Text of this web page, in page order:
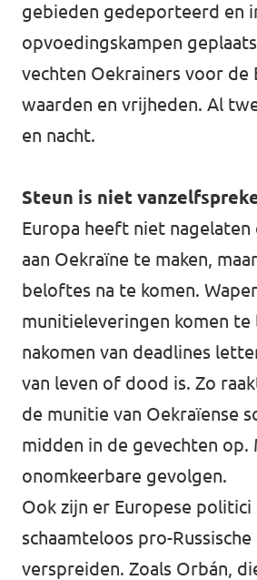
gebieden gedeporteerd en
opvoedingskampen
vechten Oekrainers voor de
waarden en vrijheden. Al
en nacht.
Steun is niet
Europa heeft niet
aan Oekraïne te maken,
beloftes na te komen.
munitieleveringen komen
nakomen van deadlines
van leven of dood is. Zo
de munitie van Oekraïense
midden in de gevechten op.
onomkeerbare gevolgen.
Ook zijn er Europese politici
schaamteloos pro-
verspreiden. Zoals Orbán,